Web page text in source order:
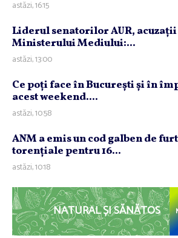
astăzi, 16:15
Liderul senatorilor AUR,
Ministerului Mediului:...
astăzi, 13:00
Ce poţi face în Bucureşti şi în
acest weekend....
astăzi, 10:58
ANM a emis un cod galben de
torenţiale pentru 16...
astăzi, 10:18
NATURAL ȘI SĂNĂTOS